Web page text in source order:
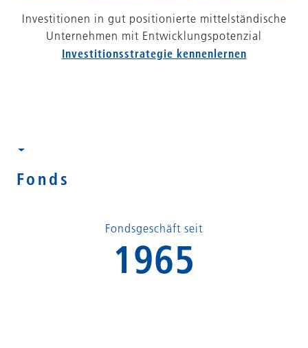
Investitionen in gut positionierte mittelständische
Unternehmen mit Entwicklungspotenzial
Investitionsstrategie kennenlernen
Fonds
Fondsgeschäft seit
1965